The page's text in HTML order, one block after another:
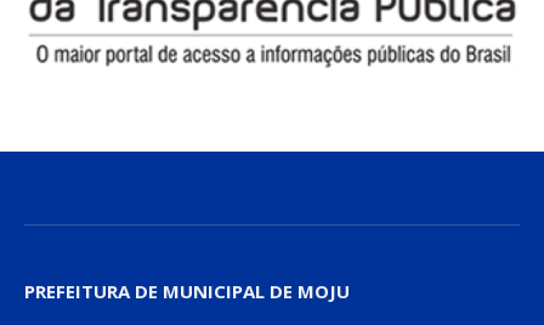
PREFEITURA DE MUNICIPAL DE MOJU